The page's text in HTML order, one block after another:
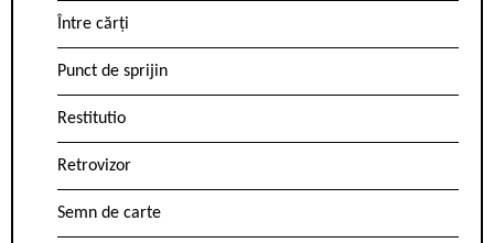
Între cărți
Punct de sprijin
Restitutio
Retrovizor
Semn de carte